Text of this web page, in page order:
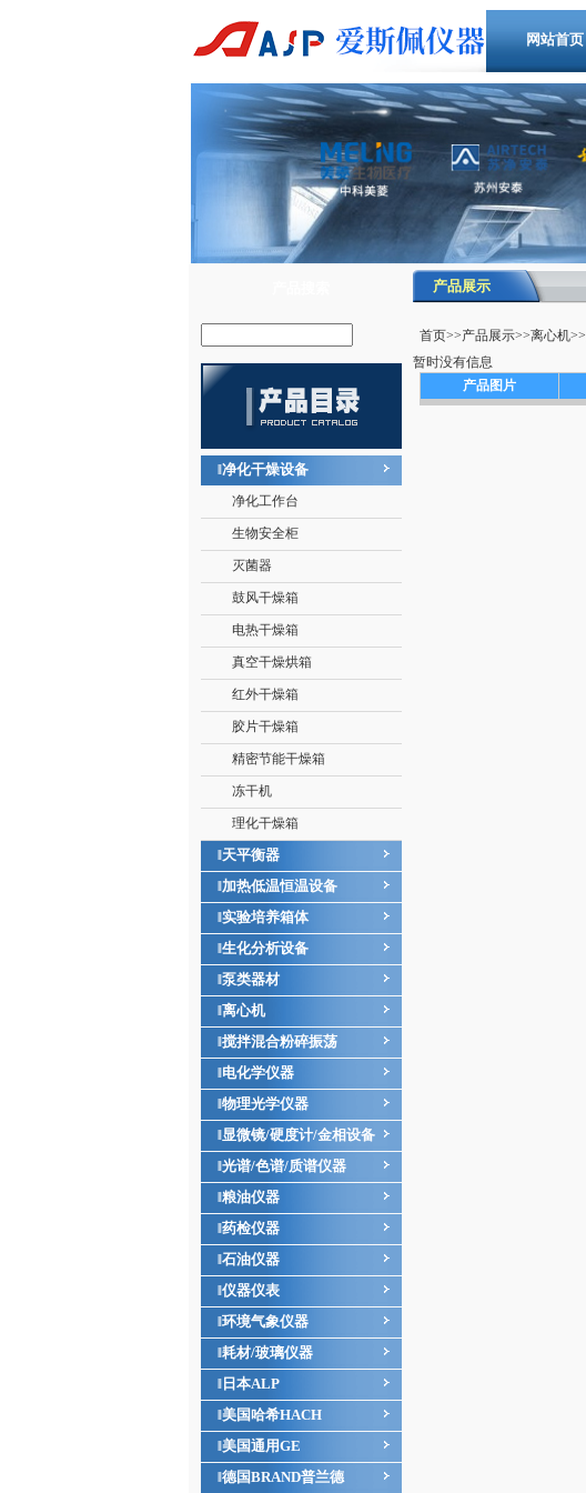
网站首页
净化干燥设备
净化工作台
生物安全柜
灭菌器
鼓风干燥箱
电热干燥箱
真空干燥烘箱
红外干燥箱
胶片干燥箱
精密节能干燥箱
冻干机
理化干燥箱
天平衡器
加热低温恒温设备
实验培养箱体
生化分析设备
泵类器材
离心机
搅拌混合粉碎振荡
电化学仪器
物理光学仪器
显微镜/硬度计/金相设备
光谱/色谱/质谱仪器
粮油仪器
药检仪器
石油仪器
仪器仪表
环境气象仪器
耗材/玻璃仪器
日本ALP
美国哈希HACH
美国通用GE
德国BRAND普兰德
产品展示
首页>>产品展示>>离心机>>
暂时没有信息
产品图片